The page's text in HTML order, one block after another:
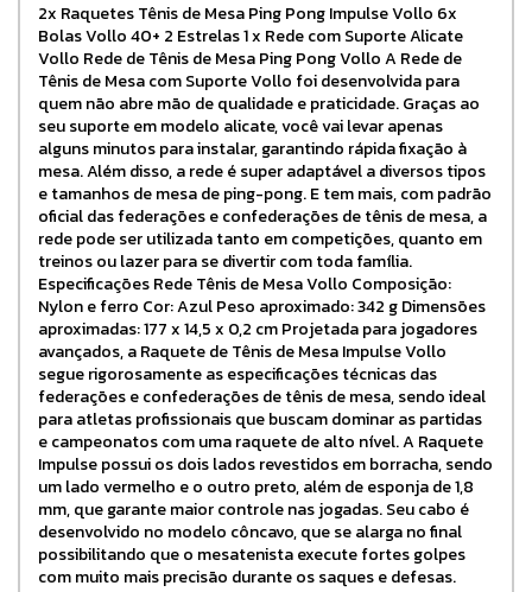
2x Raquetes Tênis de Mesa Ping Pong Impulse Vollo 6x
Bolas Vollo 40+ 2 Estrelas 1 x Rede com Suporte Alicate
Vollo Rede de Tênis de Mesa Ping Pong Vollo A Rede de
Tênis de Mesa com Suporte Vollo foi desenvolvida para
quem não abre mão de qualidade e praticidade. Graças ao
seu suporte em modelo alicate, você vai levar apenas
alguns minutos para instalar, garantindo rápida fixação à
mesa. Além disso, a rede é super adaptável a diversos tipos
e tamanhos de mesa de ping-pong. E tem mais, com padrão
oficial das federações e confederações de tênis de mesa, a
rede pode ser utilizada tanto em competições, quanto em
treinos ou lazer para se divertir com toda família.
Especificações Rede Tênis de Mesa Vollo Composição:
Nylon e ferro Cor: Azul Peso aproximado: 342 g Dimensões
aproximadas: 177 x 14,5 x 0,2 cm Projetada para jogadores
avançados, a Raquete de Tênis de Mesa Impulse Vollo
segue rigorosamente as especificações técnicas das
federações e confederações de tênis de mesa, sendo ideal
para atletas profissionais que buscam dominar as partidas
e campeonatos com uma raquete de alto nível. A Raquete
Impulse possui os dois lados revestidos em borracha, sendo
um lado vermelho e o outro preto, além de esponja de 1,8
mm, que garante maior controle nas jogadas. Seu cabo é
desenvolvido no modelo côncavo, que se alarga no final
possibilitando que o mesatenista execute fortes golpes
com muito mais precisão durante os saques e defesas.